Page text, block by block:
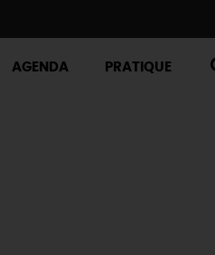
AGENDA PRATIQUE